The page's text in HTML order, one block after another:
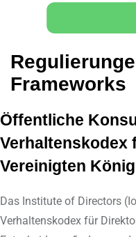
Frameworks
Öffentliche
Verhaltenskodex
Vereinigten
Das Institute of Directors
Verhaltenskodex für